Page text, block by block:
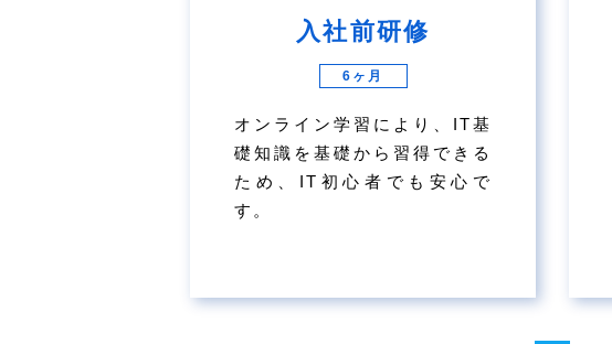
入社前研修
6ヶ月
オンライン学習により、IT基
礎知識を基礎から習得できる
ため、IT初心者でも安心で
す。